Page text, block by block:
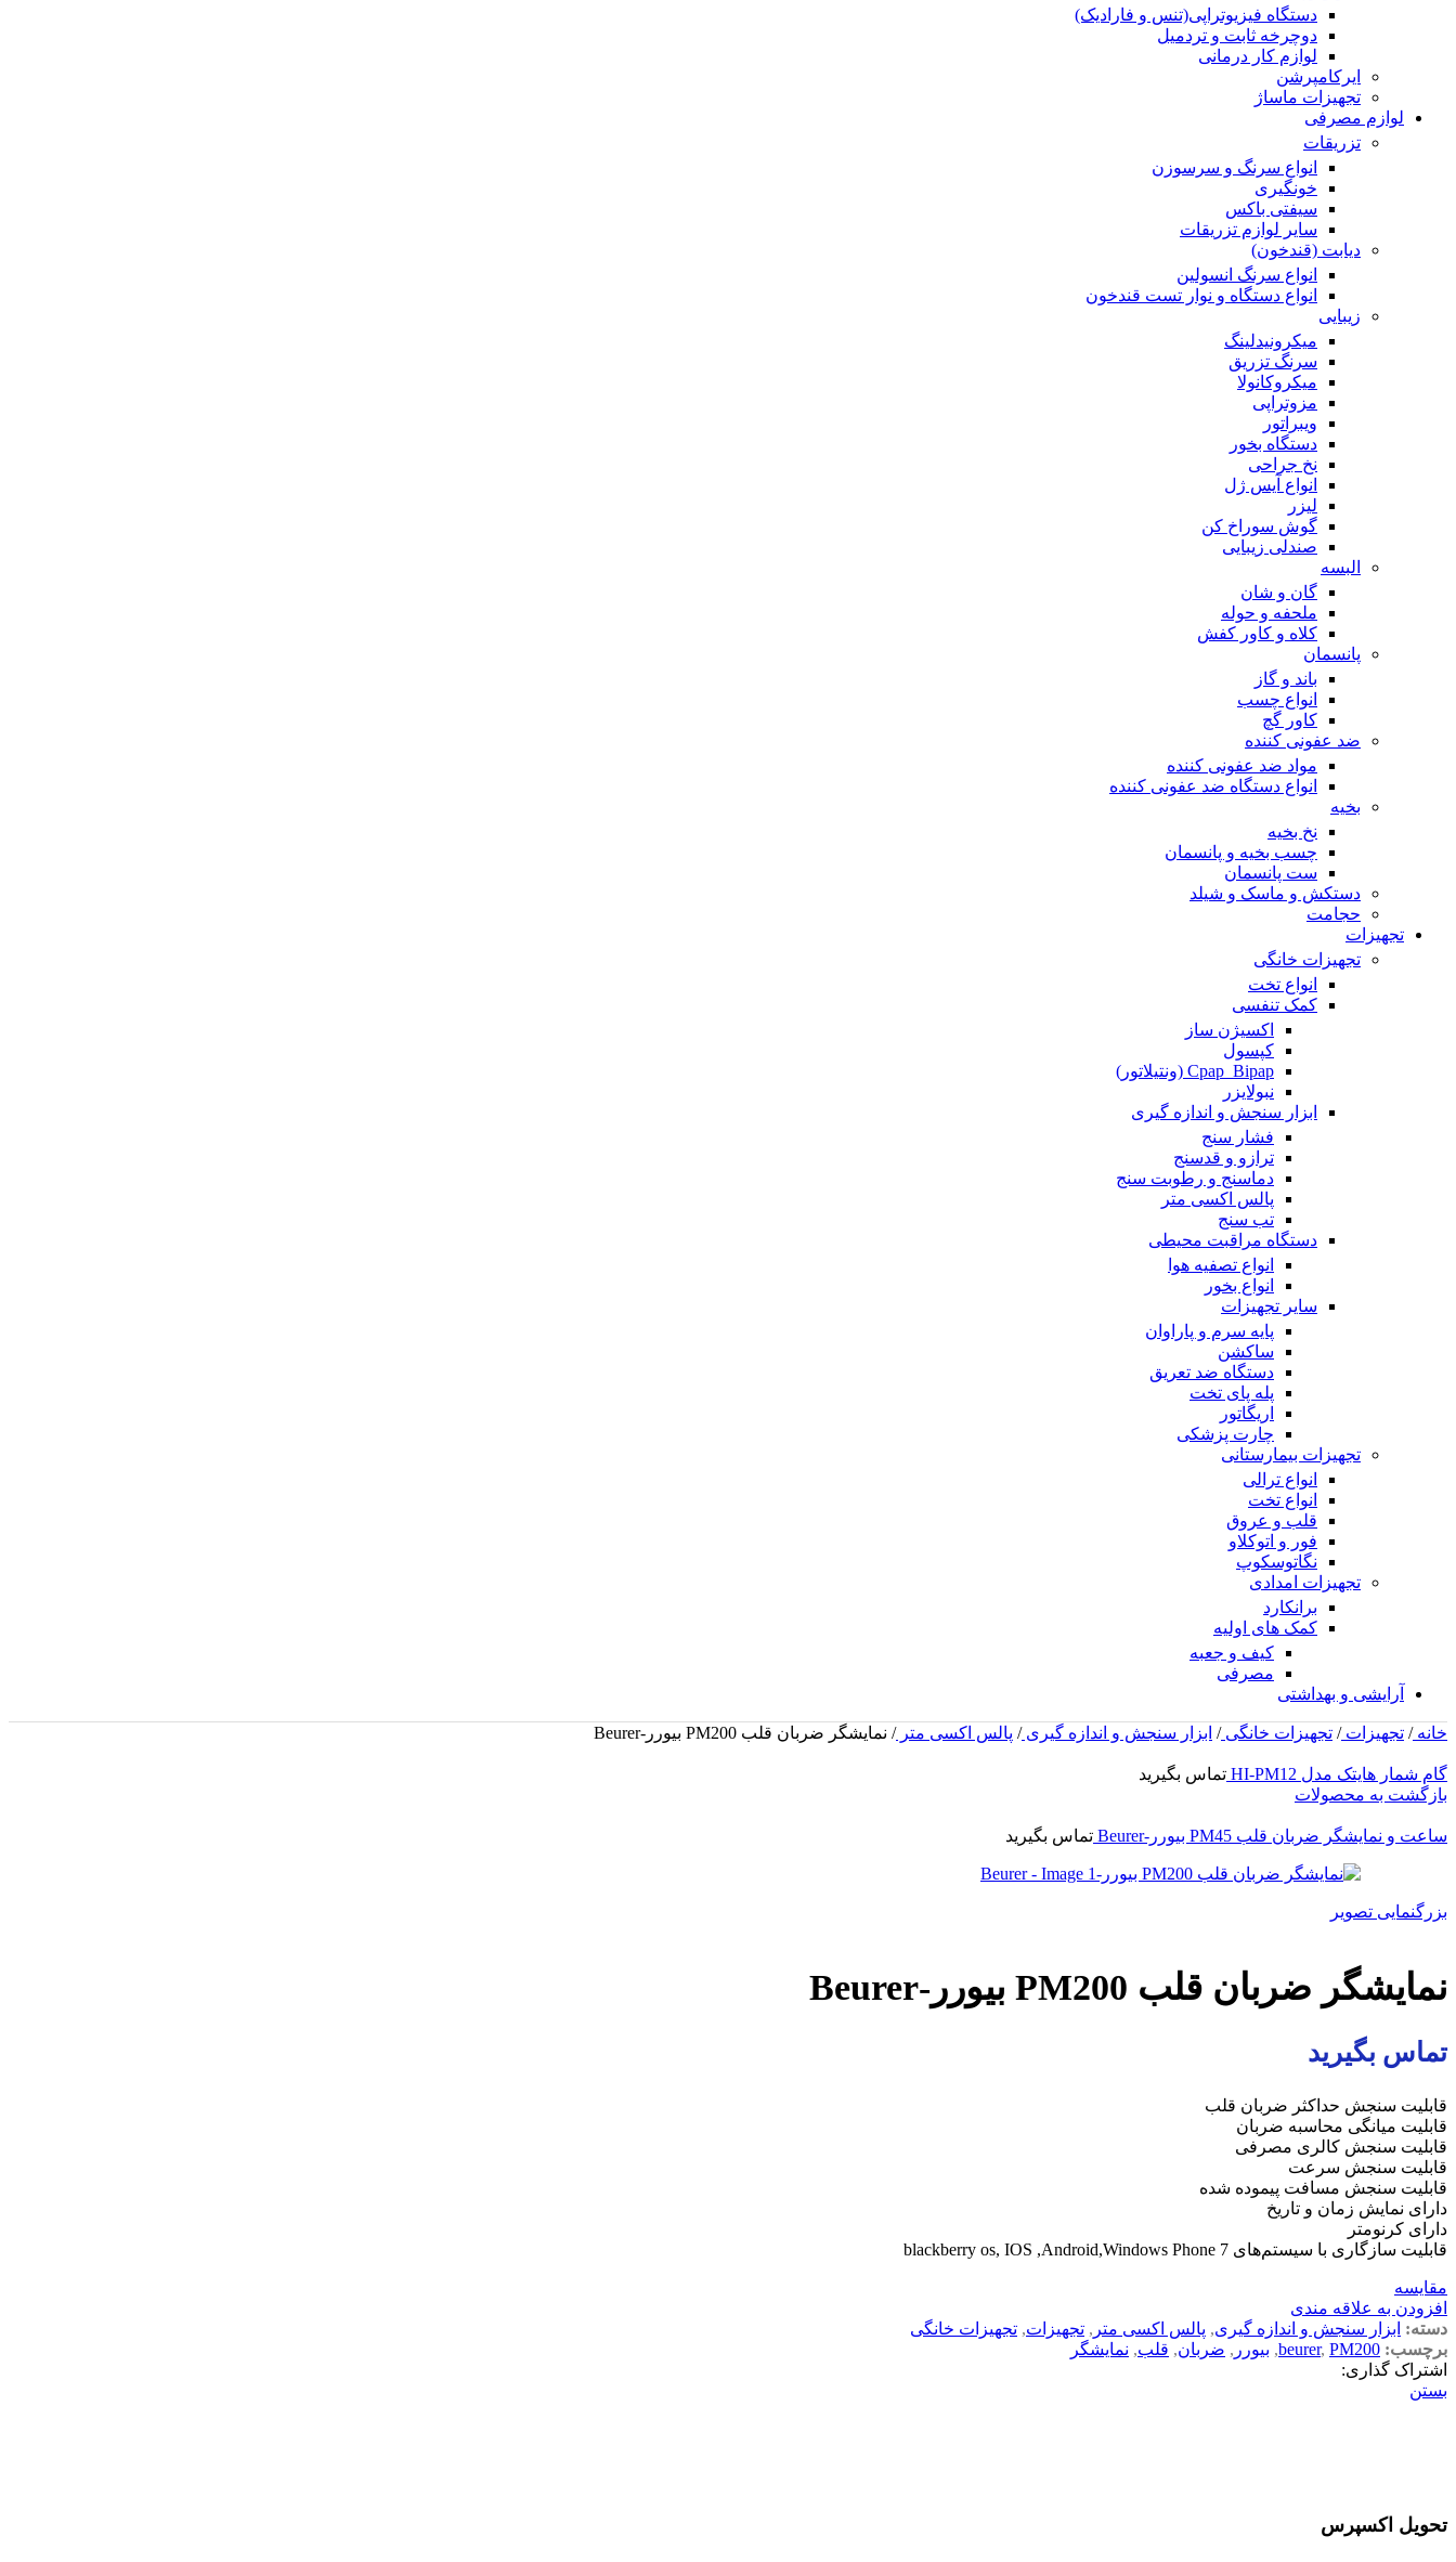
دستگاه فیزیوتراپی(تنس و فارادیک)
دوچرخه ثابت و تردمیل
لوازم کار درمانی
ایرکامپرشن
تجهیزات ماساژ
لوازم مصرفی
تزریقات
انواع سرنگ و سرسوزن
خونگیری
سیفتی باکس
سایر لوازم تزریقات
دیابت (قندخون)
انواع سرنگ انسولین
انواع دستگاه و نوار تست قندخون
زیبایی
میکرونیدلینگ
سرنگ تزریق
میکروکانولا
مزوتراپی
ویبراتور
دستگاه بخور
نخ جراحی
انواع آیس ژل
لیزر
گوش سوراخ کن
صندلی زیبایی
البسه
گان و شان
ملحفه و حوله
کلاه و کاور کفش
پانسمان
باند و گاز
انواع چسب
کاور گچ
ضد عفونی کننده
مواد ضد عفونی کننده
انواع دستگاه ضد عفونی کننده
بخیه
نخ بخیه
چسب بخیه و پانسمان
ست پانسمان
دستکش و ماسک و شیلد
حجامت
تجهیزات
تجهیزات خانگی
انواع تخت
کمک تنفسی
اکسیژن ساز
کپسول
Cpap_Bipap (ونتیلاتور)
نبولایزر
ابزار سنجش و اندازه گیری
فشار سنج
ترازو و قدسنج
دماسنج و رطوبت سنج
پالس اکسی متر
تب سنج
دستگاه مراقبت محیطی
انواع تصفیه هوا
انواع بخور
سایر تجهیزات
پایه سرم و پاراوان
ساکشن
دستگاه ضد تعریق
پله پای تخت
اریگاتور
چارت پزشکی
تجهیزات بیمارستانی
انواع ترالی
انواع تخت
قلب و عروق
فور و اتوکلاو
نگاتوسکوپ
تجهیزات امدادی
برانکارد
کمک های اولیه
کیف و جعبه
مصرفی
آرایشی و بهداشتی
خانه/ تجهیزات/ تجهیزات خانگی/ ابزار سنجش و اندازه گیری/ پالس اکسی متر/ نمایشگر ضربان قلب PM200 بیورر-Beurer
گام شمار هایتک مدل HI-PM12
تماس بگیرید
بازگشت به محصولات
ساعت و نمایشگر ضربان قلب PM45 بیورر-Beurer تماس بگیرید
بزرگنمایی تصویر
نمایشگر ضربان قلب PM200 بیورر-Beurer
تماس بگیرید
قابلیت سنجش حداکثر ضربان قلب
قابلیت میانگی محاسبه ضربان
قابلیت سنجش کالری مصرفی
قابلیت سنجش سرعت
قابلیت سنجش مسافت پیموده شده
دارای نمایش زمان و تاریخ
دارای کرنومتر
قابلیت سازگاری با سیستم‌های blackberry os, IOS ,Android,Windows Phone 7
مقایسه
افزودن به علاقه مندی
دسته: ابزار سنجش و اندازه گیری, پالس اکسی متر , تجهیزات, تجهیزات خانگی
برچسب:
beurer, PM200
, بیورر , ضربان, قلب, نمایشگر
اشتراک گذاری:
بستن
تحویل اکسپرس